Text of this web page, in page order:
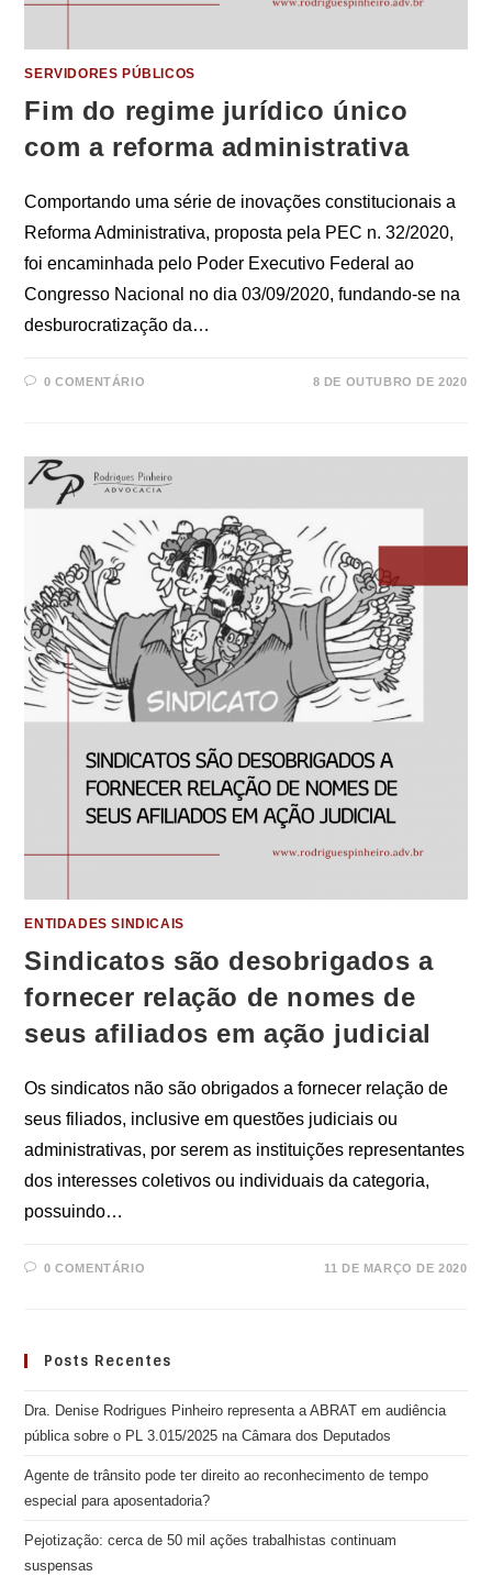
SERVIDORES PÚBLICOS
Fim do regime jurídico único
com a reforma administrativa
Comportando uma série de inovações constitucionais a
Reforma Administrativa, proposta pela PEC n. 32/2020,
foi encaminhada pelo Poder Executivo Federal ao
Congresso Nacional no dia 03/09/2020, fundando-se na
desburocratização da…
0 COMENTÁRIO 8 DE OUTUBRO DE 2020
ENTIDADES SINDICAIS
Sindicatos são desobrigados a
fornecer relação de nomes de
seus afiliados em ação judicial
Os sindicatos não são obrigados a fornecer relação de
seus filiados, inclusive em questões judiciais ou
administrativas, por serem as instituições representantes
dos interesses coletivos ou individuais da categoria,
possuindo…
0 COMENTÁRIO 11 DE MARÇO DE 2020
Posts Recentes
Dra. Denise Rodrigues Pinheiro representa a ABRAT em audiência
pública sobre o PL 3.015/2025 na Câmara dos Deputados
Agente de trânsito pode ter direito ao reconhecimento de tempo
especial para aposentadoria?
Pejotização: cerca de 50 mil ações trabalhistas continuam
suspensas